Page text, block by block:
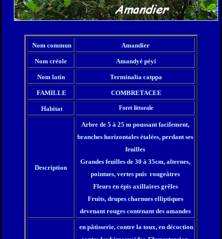
Nom commun Amandier
Nom créole Amandyé péyi
Nom latin Terminalia catppa
FAMILLE COMBRETACEE
Habitat Foret littorale
Description
Arbre de 5 à 25 m poussant facilement,
branches horizontales étalées, perdant ses
feuilles
Grandes feuilles de 30 à 35cm, alternes,
pointues, vertes puis rougeâtres
Fleurs en épis axillaires grêles
Fruits, drupes charnues elliptiques
devenant rouges contenant des amandes
en pâtisserie, contre la toux, en décoction